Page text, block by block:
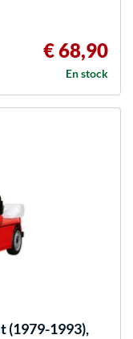
€ 68,90
En stock
(1979-1993),